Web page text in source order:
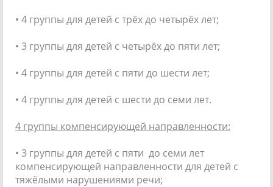
• 4 группы для детей с трёх до четырёх лет;
• 3 группы для детей с четырёх до пяти лет;
• 4 группы для детей с пяти до шести лет;
• 4 группы для детей с шести до семи лет.
4 группы компенсирующей направленности:
• 3 группы для детей с пяти до семи лет
компенсирующей направленности для детей с
тяжёлыми нарушениями речи;